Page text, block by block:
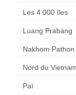
Les 4 000 îles
Luang Prabang
Nakhom Pathon
Nord du Vietnam
Paï